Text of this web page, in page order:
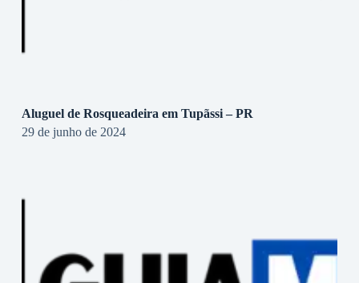
Aluguel de Rosqueadeira em Tupãssi – PR
29 de junho de 2024